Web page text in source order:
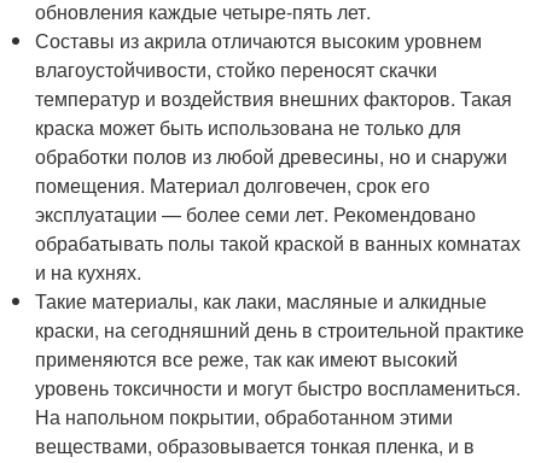
обновления каждые четыре-пять лет.
Составы из акрила отличаются высоким уровнем
влагоустойчивости, стойко переносят скачки
температур и воздействия внешних факторов. Такая
краска может быть использована не только для
обработки полов из любой древесины, но и снаружи
помещения. Материал долговечен, срок его
эксплуатации — более семи лет. Рекомендовано
обрабатывать полы такой краской в ванных комнатах
и на кухнях.
Такие материалы, как лаки, масляные и алкидные
краски, на сегодняшний день в строительной практике
применяются все реже, так как имеют высокий
уровень токсичности и могут быстро воспламениться.
На напольном покрытии, обработанном этими
веществами, образовывается тонкая пленка, и в